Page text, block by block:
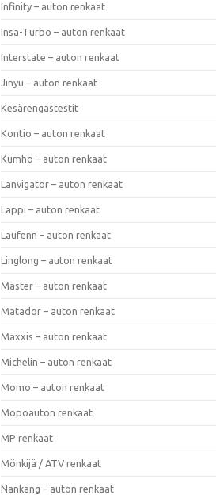
Infinity – auton renkaat
Insa-Turbo – auton renkaat
Interstate – auton renkaat
Jinyu – auton renkaat
Kesärengastestit
Kontio – auton renkaat
Kumho – auton renkaat
Lanvigator – auton renkaat
Lappi – auton renkaat
Laufenn – auton renkaat
Linglong – auton renkaat
Master – auton renkaat
Matador – auton renkaat
Maxxis – auton renkaat
Michelin – auton renkaat
Momo – auton renkaat
Mopoauton renkaat
MP renkaat
Mönkijä / ATV renkaat
Nankang – auton renkaat